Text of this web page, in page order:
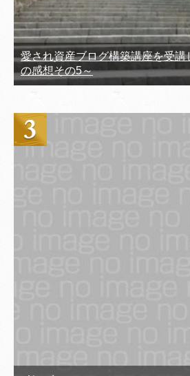
愛され資産ブログ構築講座を受講
の感想その5～